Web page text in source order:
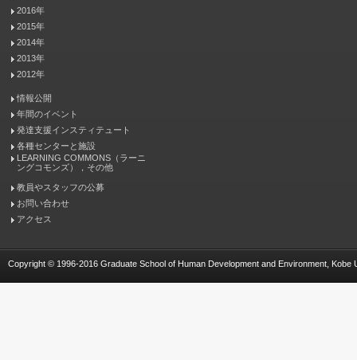
2016年
2015年
2014年
2013年
2012年
情報公開
年間のイベント
発達支援インスティテュート
各種センターと施設
LEARNING COMMONS（ラーニ
ングコモンズ），その他
教員やスタッフの公募
お問い合わせ
アクセス
Copyright © 1996-2016 Graduate School of Human Development and Environment, Kobe